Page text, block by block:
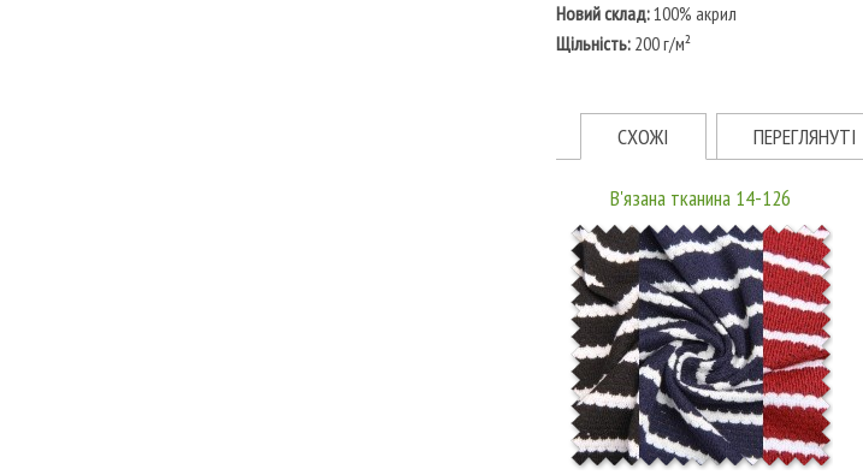
Новий склад:100% акрил
Щільність: 200 г/м²
СХОЖІ ПЕРЕГЛЯНУТІ
В'язана тканина 14-126